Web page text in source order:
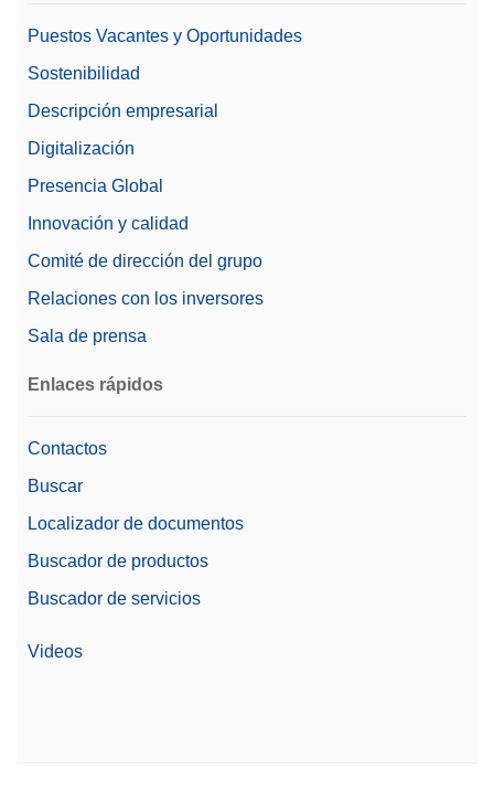
Puestos Vacantes y Oportunidades
Sostenibilidad
Descripción empresarial
Digitalización
Presencia Global
Innovación y calidad
Comité de dirección del grupo
Relaciones con los inversores
Sala de prensa
Enlaces rápidos
Contactos
Buscar
Localizador de documentos
Buscador de productos
Buscador de servicios
Videos